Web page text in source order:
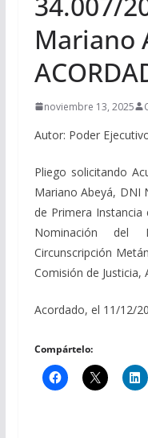
Mariano
noviembre 13, 2025
Autor: Poder
Pliego solicitando
Mariano Abeyá, DNI
de Primera Instancia
Nominación
Circunscripción
Comisión de Justicia,
Acordado, el 11/12/
Compártelo: